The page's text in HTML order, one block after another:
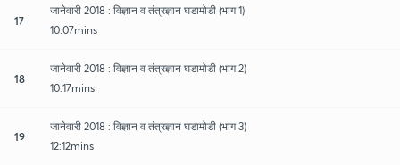
17
जानेवारी 2018 : विज्ञान व तंत्रज्ञान घडामोडी (भाग 1)
10:07mins
18
जानेवारी 2018 : विज्ञान व तंत्रज्ञान घडामोडी (भाग 2)
10:17mins
19
जानेवारी 2018 : विज्ञान व तंत्रज्ञान घडामोडी (भाग 3)
12:12mins